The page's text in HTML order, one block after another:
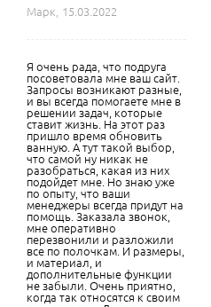
Марк,
15.03.2022
Я очень рада, что подруга
посоветовала мне ваш сайт.
Запросы возникают разные,
и вы всегда помогаете мне в
решении задач, которые
ставит жизнь. На этот раз
пришло время обновить
ванную. А тут такой выбор,
что самой ну никак не
разобраться, какая из них
подойдет мне. Но знаю уже
по опыту, что ваши
менеджеры всегда придут на
помощь. Заказала звонок,
мне оперативно
перезвонили и разложили
все по полочкам. И размеры,
и материал, и
дополнительные функции
не забыли. Очень приятно,
когда так относятся к своим